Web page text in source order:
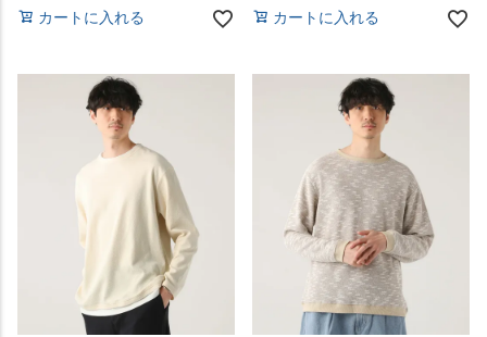
カートに入れる カートに入れる